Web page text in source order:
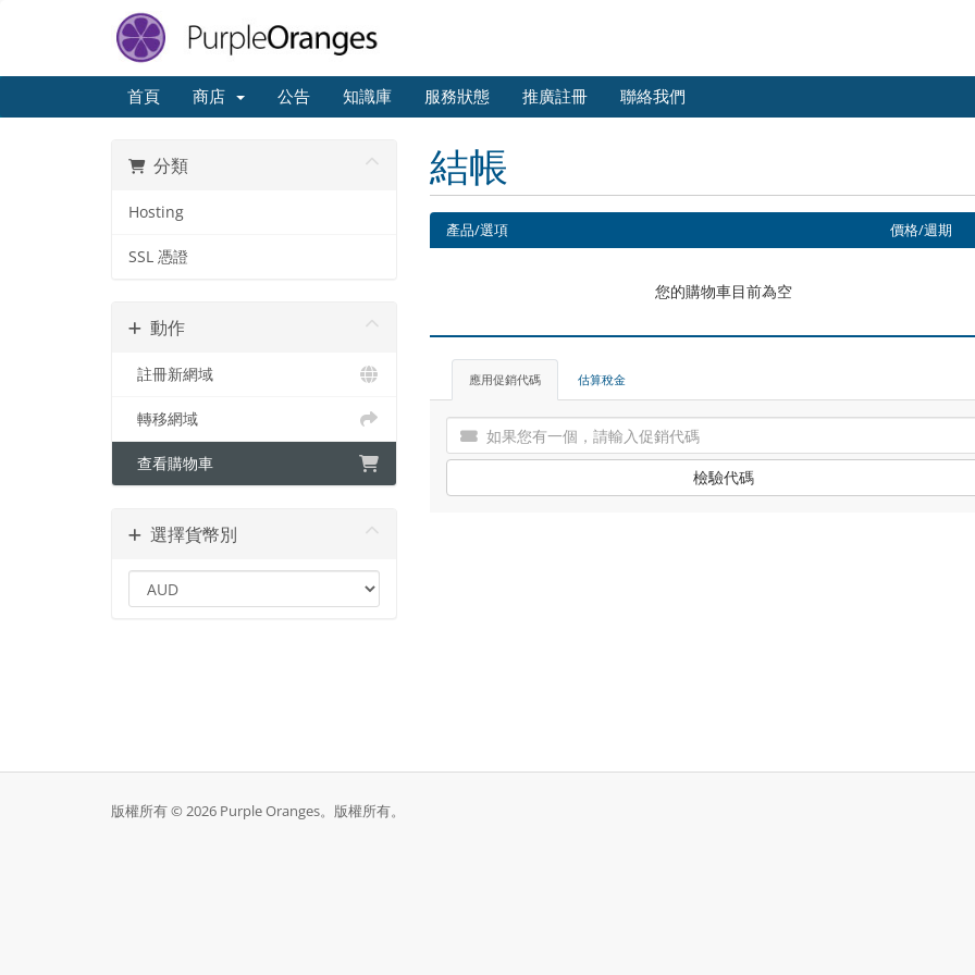
首頁 商店 公告 知識庫 服務狀態 推廣註冊 聯絡我們
分類
Hosting
SSL 憑證
動作
註冊新網域
轉移網域
查看購物車
選擇貨幣別
結帳
產品/選項 價格/週期
您的購物車目前為空
應用促銷代碼 估算稅金
檢驗代碼
版權所有 © 2026 Purple Oranges。版權所有。